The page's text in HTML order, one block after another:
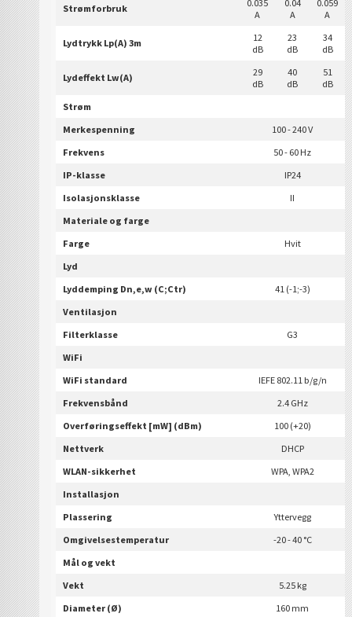
Strømforbruk
0.035
A
0.04
A
0.059
A
Lydtrykk Lp(A) 3m
12
dB
23
dB
34
dB
Lydeffekt Lw(A)
29
dB
40
dB
51
dB
Strøm
Merkespenning
100 - 240 V
Frekvens
50 - 60 Hz
IP-klasse
IP24
Isolasjonsklasse
II
Materiale og farge
Farge
Hvit
Lyd
Lyddemping Dn,e,w (C;Ctr)
41 (-1;-3)
Ventilasjon
Filterklasse
G3
WiFi
WiFi standard
IEFE 802.11 b/g/n
Frekvensbånd
2.4 GHz
Overføringseffekt [mW] (dBm)
100 (+20)
Nettverk
DHCP
WLAN-sikkerhet
WPA, WPA2
Installasjon
Plassering
Yttervegg
Omgivelsestemperatur
-20 - 40 °C
Mål og vekt
Vekt
5.25 kg
Diameter (Ø)
160 mm